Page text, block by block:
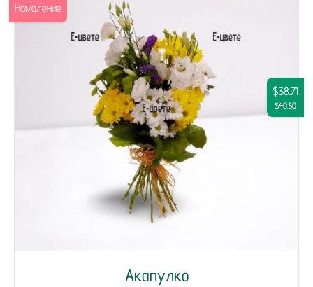
Акапулко
$38.71
$40.50
Намаление